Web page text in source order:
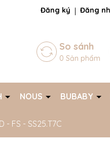
Đăng ký Đăng
So sánh
0 Sản phẩm
NOUS BUBABY
FS - SS25.T7C